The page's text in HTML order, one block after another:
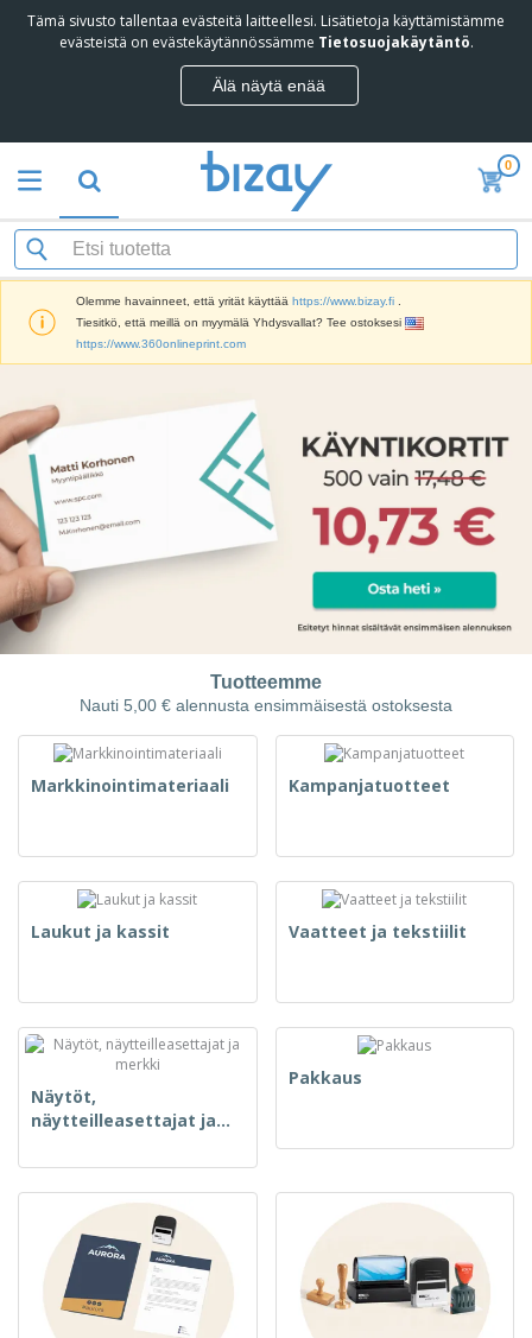
Tämä sivusto tallentaa evästeitä laitteellesi. Lisätietoja käyttämistämme
evästeistä on evästekäytännössämme Tietosuojakäytäntö.
Älä näytä enää
0
Olemme havainneet, että yrität käyttää https://www.bizay.fi
Tiesitkö, että meillä on myymälä Yhdysvallat? Tee ostoksesi
https://www.360onlineprint.com
Tuotteemme
Nauti 5,00 € alennusta ensimmäisestä ostoksesta
Markkinointimateriaali Kampanjatuotteet
Laukut ja kassit Vaatteet ja tekstiilit
Näytöt,
näytteilleasettajat ja
Pakkaus